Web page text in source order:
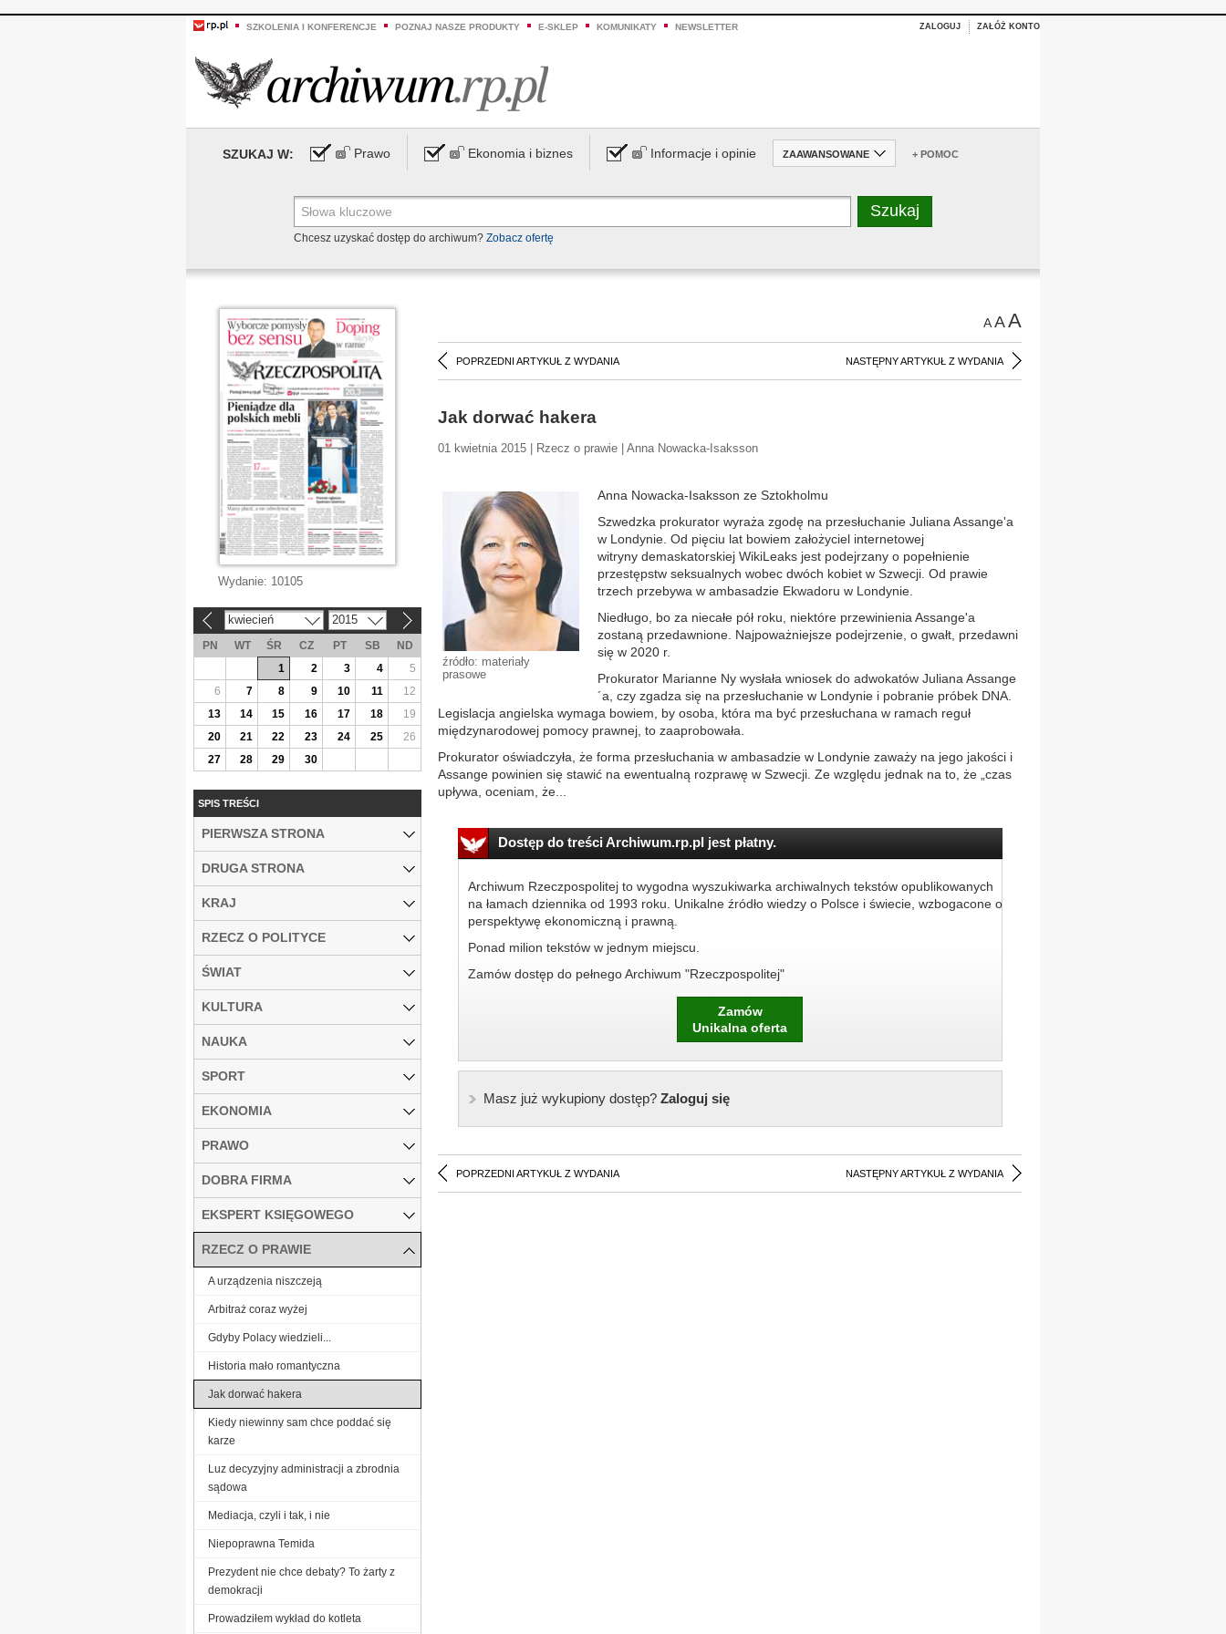
SZKOLENIA I KONFERENCJE POZNAJ NASZE PRODUKTY E-SKLEP KOMUNIKATY NEWSLETTER ZALOGUJ ZAŁÓŻ KONTO
SZUKAJ W: Prawo Ekonomia i biznes Informacje i opinie ZAAWANSOWANE + POMOC
Chcesz uzyskać dostęp do archiwum? Zobacz ofertę
AAA
POPRZEDNI ARTYKUŁ Z WYDANIA NASTĘPNY ARTYKUŁ Z WYDANIA
Jak dorwać hakera
01 kwietnia 2015 | Rzecz o prawie | Anna Nowacka-Isaksson
źródło: materiały
prasowe
Anna Nowacka-Isaksson ze Sztokholmu
Szwedzka prokurator wyraża zgodę na przesłuchanie Juliana Assange'a
w Londynie. Od pięciu lat bowiem założyciel internetowej
witryny demaskatorskiej WikiLeaks jest podejrzany o popełnienie
przestępstw seksualnych wobec dwóch kobiet w Szwecji. Od prawie
trzech przebywa w ambasadzie Ekwadoru w Londynie.
Niedługo, bo za niecałe pół roku, niektóre przewinienia Assange'a
zostaną przedawnione. Najpoważniejsze podejrzenie, o gwałt, przedawni
się w 2020 r.
Prokurator Marianne Ny wysłała wniosek do adwokatów Juliana Assange
´a, czy zgadza się na przesłuchanie w Londynie i pobranie próbek DNA.
Legislacja angielska wymaga bowiem, by osoba, która ma być przesłuchana w ramach reguł
międzynarodowej pomocy prawnej, to zaaprobowała.
Prokurator oświadczyła, że forma przesłuchania w ambasadzie w Londynie zaważy na jego jakości i
Assange powinien się stawić na ewentualną rozprawę w Szwecji. Ze względu jednak na to, że „czas
upływa, oceniam, że...
Dostęp do treści Archiwum.rp.pl jest płatny.
Archiwum Rzeczpospolitej to wygodna wyszukiwarka archiwalnych tekstów opublikowanych
na łamach dziennika od 1993 roku. Unikalne źródło wiedzy o Polsce i świecie, wzbogacone o
perspektywę ekonomiczną i prawną.
Ponad milion tekstów w jednym miejscu.
Zamów dostęp do pełnego Archiwum "Rzeczpospolitej"
Zamów
Unikalna oferta
Masz już wykupiony dostęp?Zaloguj się
POPRZEDNI ARTYKUŁ Z WYDANIA NASTĘPNY ARTYKUŁ Z WYDANIA
Wydanie: 10105
kwiecień 2015
PN WT ŚR CZ PT SB
ND
1
2 3 4
5
6
7 8 9 10 11
12
13
14 15 16 17 18
19
20
21 22 23 24 25
26
27
28 29 30
SPIS TREŚCI
PIERWSZA STRONA
DRUGA STRONA
KRAJ
RZECZ O POLITYCE
ŚWIAT
KULTURA
NAUKA
SPORT
EKONOMIA
PRAWO
DOBRA FIRMA
EKSPERT KSIĘGOWEGO
RZECZ O PRAWIE
A urządzenia niszczeją
Arbitraż coraz wyżej
Gdyby Polacy wiedzieli...
Historia mało romantyczna
Jak dorwać hakera
Kiedy niewinny sam chce poddać się
karze
Luz decyzyjny administracji a zbrodnia
sądowa
Mediacja, czyli i tak, i nie
Niepoprawna Temida
Prezydent nie chce debaty? To żarty z
demokracji
Prowadziłem wykład do kotleta